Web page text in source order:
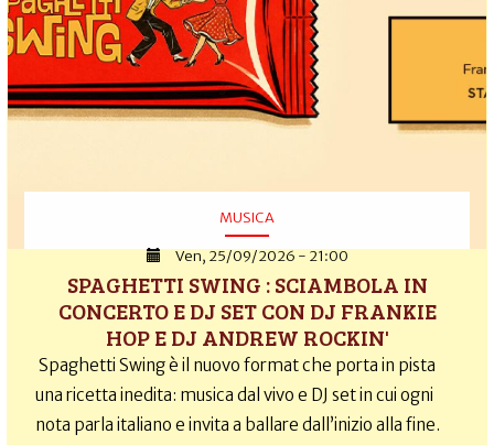
MUSICA
Ven, 25/09/2026 - 21:00
SPAGHETTI SWING : SCIAMBOLA IN
CONCERTO E DJ SET CON DJ FRANKIE
HOP E DJ ANDREW ROCKIN'
Spaghetti Swing è il nuovo format che porta in pista
una ricetta inedita: musica dal vivo e DJ set in cui ogni
nota parla italiano e invita a ballare dall’inizio alla fine.